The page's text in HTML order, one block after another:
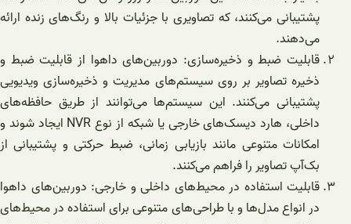
پشتیبانی می‌کنند، که تصاویری با جزئیات بالا و رنگ‌های زنده ارائه
می‌دهند.
قابلیت ضبط و ذخیره‌سازی: دوربین‌های داهوا از قابلیت ضبط و
ذخیره تصاویر بر روی سیستم‌های مدیریت و ذخیره‌سازی ویدیویی
پشتیبانی می‌کنند. این سیستم‌ها می‌توانند از طریق حافظه‌های
داخلی، هارد دیسک‌های خارجی یا شبکه از نوع NVR ایجاد شوند و
امکانات متنوعی مانند بازیابی زمانی، ضبط حرکتی و پشتیبانی از
بک‌آپ تصاویر را فراهم می‌کنند.
قابلیت استفاده در محیط‌های داخلی و خارجی: دوربین‌های داهوا
در انواع مدل‌ها و با طراحی‌های متنوعی برای استفاده در محیط‌های